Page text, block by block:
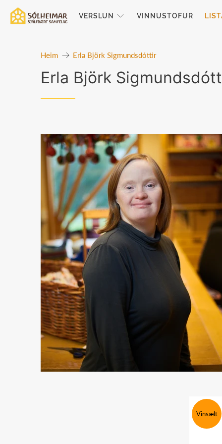
VERSLUN VINNUSTOFUR
Heim Erla Björk Sigmundsdóttir
Erla Björk
Vinsælt